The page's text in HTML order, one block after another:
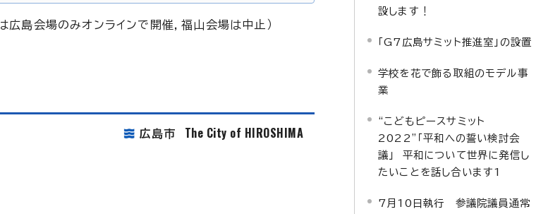
島会場のみオンラインで開催，福山会場は中止）
広島市 The City of HIROSHIMA
設します！
「G7広島サミット推進室」の設置
学校を花で飾る取組のモデル事
業
“こどもピースサミット
2022”「平和への誓い検討会
議」 平和について世界に発信し
たいことを話し合います1
7月10日執行 参議院議員通常